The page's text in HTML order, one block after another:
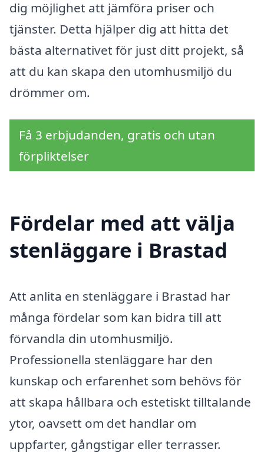
dig möjlighet att jämföra priser och
tjänster. Detta hjälper dig att hitta det
bästa alternativet för just ditt projekt, så
att du kan skapa den utomhusmiljö du
drömmer om.
Få 3 erbjudanden, gratis och utan
förpliktelser
Fördelar med att välja
stenläggare i Brastad
Att anlita en stenläggare i Brastad har
många fördelar som kan bidra till att
förvandla din utomhusmiljö.
Professionella stenläggare har den
kunskap och erfarenhet som behövs för
att skapa hållbara och estetiskt tilltalande
ytor, oavsett om det handlar om
uppfarter, gångstigar eller terrasser.